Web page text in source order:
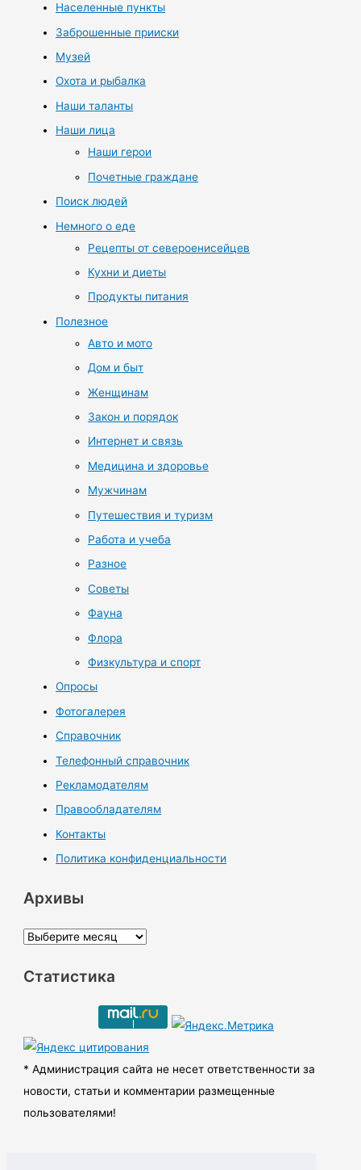
Населенные пункты
Заброшенные прииски
Музей
Охота и рыбалка
Наши таланты
Наши лица
Наши герои
Почетные граждане
Поиск людей
Немного о еде
Рецепты от североенисейцев
Кухни и диеты
Продукты питания
Полезное
Авто и мото
Дом и быт
Женщинам
Закон и порядок
Интернет и связь
Медицина и здоровье
Мужчинам
Путешествия и туризм
Работа и учеба
Разное
Советы
Фауна
Флора
Физкультура и спорт
Опросы
Фотогалерея
Справочник
Телефонный справочник
Рекламодателям
Правообладателям
Контакты
Политика конфиденциальности
Архивы
А
х
ы
Статистика
* Администрация сайта не несет ответственности за
новости, статьи и комментарии размещенные
пользователями!